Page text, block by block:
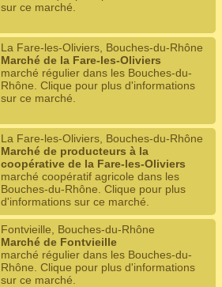
sur ce marché.
La Fare-les-Oliviers, Bouches-du-Rhône
Marché de la Fare-les-Oliviers
marché régulier dans les Bouches-du-
Rhône. Clique pour plus d'informations
sur ce marché.
La Fare-les-Oliviers, Bouches-du-Rhône
Marché de producteurs à la
coopérative de la Fare-les-Oliviers
marché coopératif agricole dans les
Bouches-du-Rhône. Clique pour plus
d'informations sur ce marché.
Fontvieille, Bouches-du-Rhône
Marché de Fontvieille
marché régulier dans les Bouches-du-
Rhône. Clique pour plus d'informations
sur ce marché.